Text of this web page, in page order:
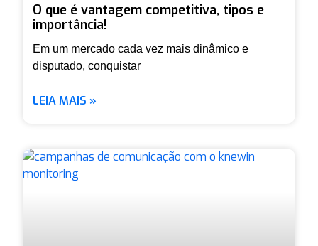
O que é vantagem competitiva, tipos e
importância!
Em um mercado cada vez mais dinâmico e
disputado, conquistar
LEIA MAIS »